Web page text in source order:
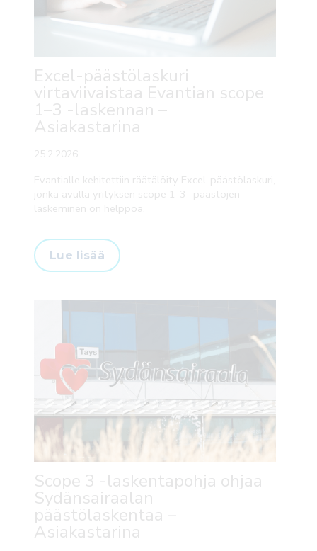
Excel-päästölaskuri
virtaviivaistaa Evantian scope
1–3 -laskennan –
Asiakastarina
25.2.2026
Evantialle kehitettiin räätälöity Excel-päästölaskuri,
jonka avulla yrityksen scope 1-3 -päästöjen
laskeminen on helppoa.
Lue lisää
Scope 3 -laskentapohja ohjaa
Sydänsairaalan
päästölaskentaa –
Asiakastarina